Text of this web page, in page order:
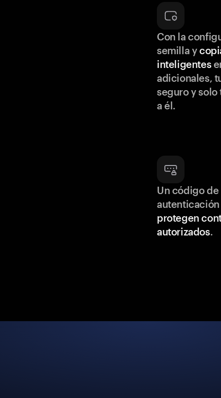
Con la
semilla y
inteligentes
adicionales,
seguro y
a él.
Un código de
protegen
autorizados.